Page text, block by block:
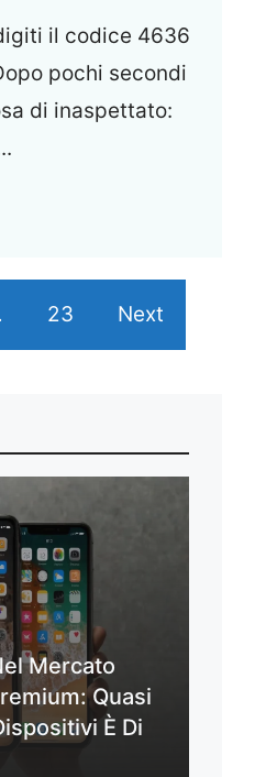
il codice 4636
pochi secondi
di inaspettato:
23 Next
Mercato
Quasi
È Di